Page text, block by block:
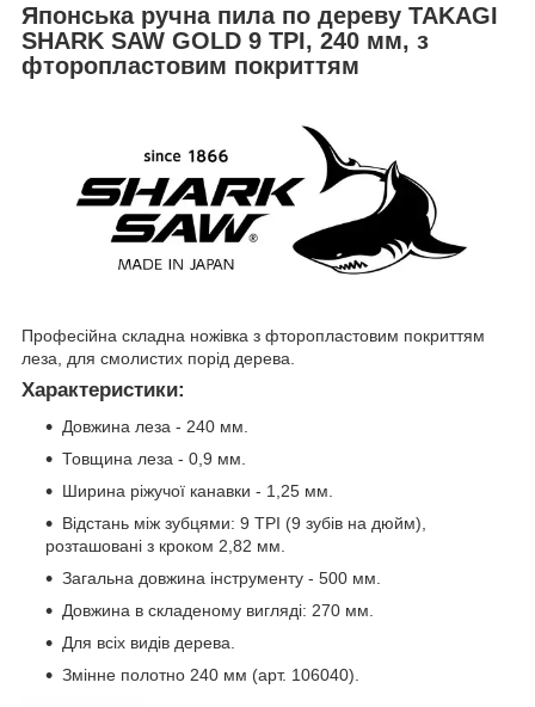
Японська ручна пила по дереву TAKAGI
SHARK SAW GOLD 9 TPI, 240 мм, з
фторопластовим покриттям
Професійна складна ножівка з фторопластовим покриттям
леза, для смолистих порід дерева.
Характеристики:
Довжина леза - 240 мм.
Товщина леза - 0,9 мм.
Ширина ріжучої канавки - 1,25 мм.
Відстань між зубцями: 9 TPI (9 зубів на дюйм),
розташовані з кроком 2,82 мм.
Загальна довжина інструменту - 500 мм.
Довжина в складеному вигляді: 270 мм.
Для всіх видів дерева.
Змінне полотно 240 мм (арт. 106040).